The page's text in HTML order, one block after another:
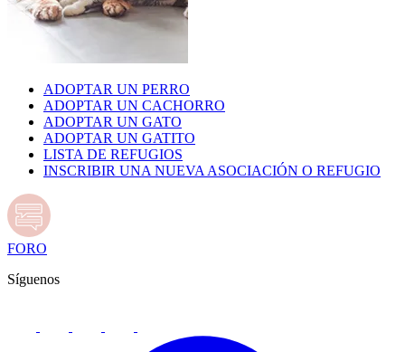
ADOPTAR UN PERRO
ADOPTAR UN CACHORRO
ADOPTAR UN GATO
ADOPTAR UN GATITO
LISTA DE REFUGIOS
INSCRIBIR UNA NUEVA ASOCIACIÓN O REFUGIO
FORO
Síguenos